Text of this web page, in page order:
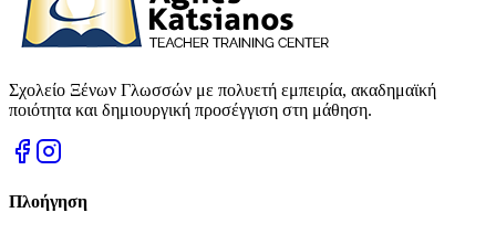
Σχολείο Ξένων Γλωσσών με πολυετή εμπειρία, ακαδημαϊκή
ποιότητα και δημιουργική προσέγγιση στη μάθηση.
Πλοήγηση